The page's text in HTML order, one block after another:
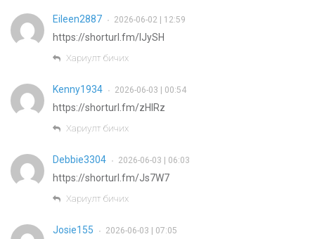
Eileen2887 • 2026-06-02 | 12:59
https://shorturl.fm/IJySH
Хариулт бичих
Kenny1934 • 2026-06-03 | 00:54
https://shorturl.fm/zHIRz
Хариулт бичих
Debbie3304 • 2026-06-03 | 06:03
https://shorturl.fm/Js7W7
Хариулт бичих
Josie155 • 2026-06-03 | 07:05